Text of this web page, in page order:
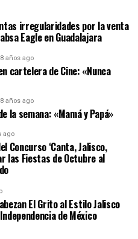
irregularidades por la venta
Eagle en Guadalajara
8 años ago
cartelera de Cine: «Nunca
8 años ago
la semana: «Mamá y Papá»
ago
Concurso ‘Canta, Jalisco,
las Fiestas de Octubre al
El Grito al Estilo Jalisco
de México